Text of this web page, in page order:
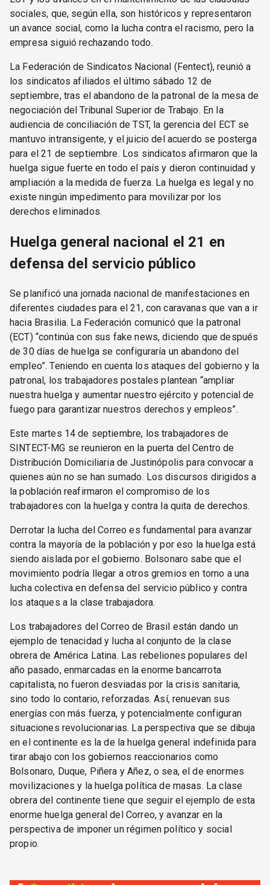
sociales, que, según ella, son históricos y representaron
un avance social, como la lucha contra el racismo, pero la
empresa siguió rechazando todo.
La Federación de Sindicatos Nacional (Fentect), reunió a
los sindicatos afiliados el último sábado 12 de
septiembre, tras el abandono de la patronal de la mesa de
negociación del Tribunal Superior de Trabajo. En la
audiencia de conciliación de TST, la gerencia del ECT se
mantuvo intransigente, y el juicio del acuerdo se posterga
para el 21 de septiembre. Los sindicatos afirmaron que la
huelga sigue fuerte en todo el país y dieron continuidad y
ampliación a la medida de fuerza. La huelga es legal y no
existe ningún impedimento para movilizar por los
derechos eliminados.
Huelga general nacional el 21 en
defensa del servicio público
Se planificó una jornada nacional de manifestaciones en
diferentes ciudades para el 21, con caravanas que van a ir
hacia Brasilia. La Federación comunicó que la patronal
(ECT) “continúa con sus fake news, diciendo que después
de 30 días de huelga se configuraría un abandono del
empleo”. Teniendo en cuenta los ataques del gobierno y la
patronal, los trabajadores postales plantean “ampliar
nuestra huelga y aumentar nuestro ejército y potencial de
fuego para garantizar nuestros derechos y empleos”.
Este martes 14 de septiembre, los trabajadores de
SINTECT-MG se reunieron en la puerta del Centro de
Distribución Domiciliaria de Justinópolis para convocar a
quienes aún no se han sumado. Los discursos dirigidos a
la población reafirmaron el compromiso de los
trabajadores con la huelga y contra la quita de derechos.
Derrotar la lucha del Correo es fundamental para avanzar
contra la mayoría de la población y por eso la huelga está
siendo aislada por el gobierno. Bolsonaro sabe que el
movimiento podría llegar a otros gremios en torno a una
lucha colectiva en defensa del servicio público y contra
los ataques a la clase trabajadora.
Los trabajadores del Correo de Brasil están dando un
ejemplo de tenacidad y lucha al conjunto de la clase
obrera de América Latina. Las rebeliones populares del
año pasado, enmarcadas en la enorme bancarrota
capitalista, no fueron desviadas por la crisis sanitaria,
sino todo lo contario, reforzadas. Así, renuevan sus
energías con más fuerza, y potencialmente configuran
situaciones revolucionarias. La perspectiva que se dibuja
en el continente es la de la huelga general indefinida para
tirar abajo con los gobiernos reaccionarios como
Bolsonaro, Duque, Piñera y Añez, o sea, el de enormes
movilizaciones y la huelga política de masas. La clase
obrera del continente tiene que seguir el ejemplo de esta
enorme huelga general del Correo, y avanzar en la
perspectiva de imponer un régimen político y social
propio.